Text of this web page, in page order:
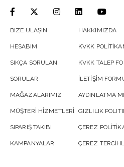
BIZE ULAŞIN
HESABIM
SIKÇA SORULAN
SORULAR
MAĞAZALARIMIZ
MÜŞTERİ HİZMETLERİ
SIPARIŞ TAKIBI
KAMPANYALAR
HAKKIMIZDA
KVKK
KVKK TALEP
İLETİŞİM
AYDINLATMA
GIZLILIK
ÇEREZ
ÇEREZ